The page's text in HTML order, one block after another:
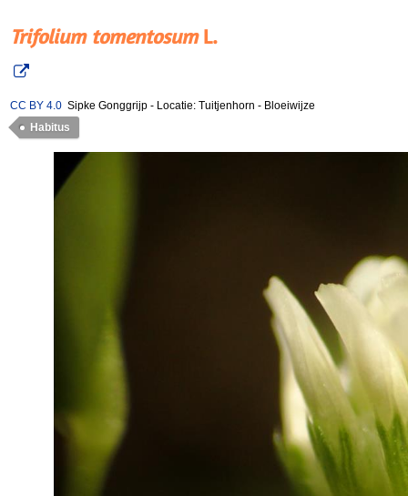
Trifolium tomentosumL.
CC BY 4.0 Sipke Gonggrijp - Locatie: Tuitjenhorn - Bloeiwijze
Habitus